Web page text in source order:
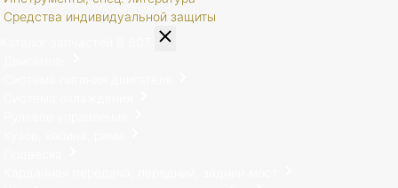
Средства индивидуальной защиты